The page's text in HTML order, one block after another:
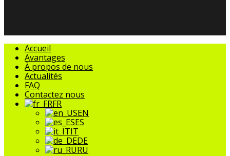
Fermer
menu
Accueil
Avantages
À propos de nous
Actualités
FAQ
Contactez nous
FR
EN
ES
IT
DE
RU